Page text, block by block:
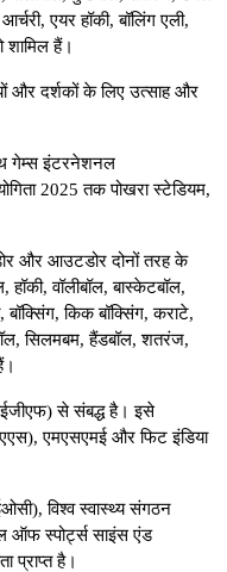
एयर हॉकी, बॉलिंग एली,
शामिल हैं।
और दर्शकों के लिए उत्साह और
गेम्स इंटरनेशनल
2025 तक पोखरा स्टेडियम,
और आउटडोर दोनों तरह के
वॉलीबॉल, बास्केटबॉल,
किक बॉक्सिंग, कराटे,
सिलमबम, हैंडबॉल, शतरंज,
से संबद्ध है। इसे
एमएसएमई और फिट इंडिया
विश्व स्वास्थ्य संगठन
स्पोर्ट्स साइंस एंड
प्राप्त है।